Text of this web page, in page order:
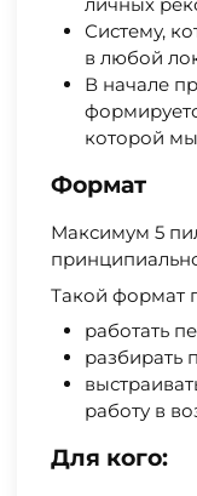
Систему,
в любой
В начале
которой
Формат
Максимум 5
Такой формат
работать
разбирать
работу в
Для кого: